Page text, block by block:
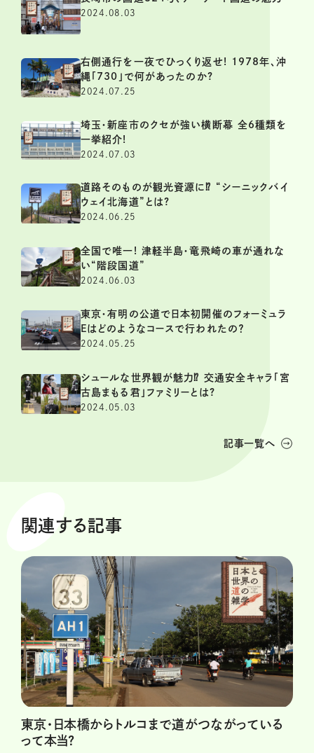
2024.08.03
右側通行を一夜でひっくり返せ! 1978年、沖
縄「730」で何があったのか?
2024.07.25
埼玉・新座市のクセが強い横断幕 全6種類を
一挙紹介!
2024.07.03
道路そのものが観光資源に⁉ “シーニックバイ
ウェイ北海道”とは?
2024.06.25
全国で唯一! 津軽半島・竜飛崎の車が通れな
い“階段国道”
2024.06.03
東京・有明の公道で日本初開催のフォーミュラ
Eはどのようなコースで行われたの？
2024.05.25
シュールな世界観が魅力⁉ 交通安全キャラ「宮
古島まもる君」ファミリーとは?
2024.05.03
記事一覧へ
関連する記事
東京・日本橋からトルコまで道がつながっている
って本当?